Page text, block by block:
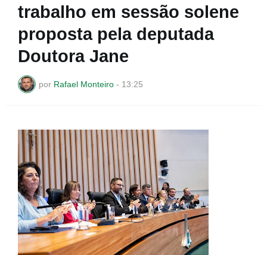
trabalho em sessão solene
proposta pela deputada
Doutora Jane
por Rafael Monteiro - 13:25